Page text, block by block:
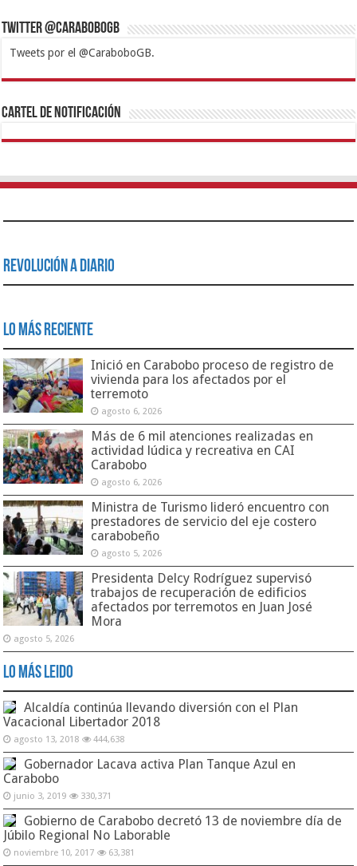
Twitter @CaraboboGB
Tweets por el @CaraboboGB.
1xbetBetturkeyBetistKralbetSupertotobetTipobetMatadorbetMariobet
https://mvbcasino.com/
Cartel de Notificación
Revolución a Diario
Lo Más Reciente
Inició en Carabobo proceso de registro de
vivienda para los afectados por el
terremoto
agosto 6, 2026
Más de 6 mil atenciones realizadas en
actividad lúdica y recreativa en CAI
Carabobo
agosto 6, 2026
Ministra de Turismo lideró encuentro con
prestadores de servicio del eje costero
carabobeño
agosto 5, 2026
Presidenta Delcy Rodríguez supervisó
trabajos de recuperación de edificios
afectados por terremotos en Juan José
Mora
agosto 5, 2026
Lo Más Leido
Alcaldía continúa llevando diversión con el Plan
Vacacional Libertador 2018
agosto 13, 2018 444,638
Gobernador Lacava activa Plan Tanque Azul en
Carabobo
junio 3, 2019 330,371
Gobierno de Carabobo decretó 13 de noviembre día de
Júbilo Regional No Laborable
noviembre 10, 2017 63,381